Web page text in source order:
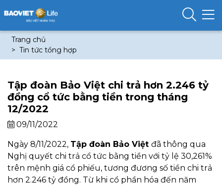
Trang chủ
Tin tức tổng hợp
Tập đoàn Bảo Việt chi trả hơn 2.246 tỷ
đồng cổ tức bằng tiền trong tháng
12/2022
09/11/2022
Ngày 8/11/2022, Tập đoàn Bảo Việt đã thông qua
Nghị quyết chi trả cổ tức bằng tiền với tỷ lệ 30,261%
trên mệnh giá cổ phiếu, tương đương số tiền chi trả
hơn 2.246 tỷ đồng. Từ khi cổ phần hóa đến năm